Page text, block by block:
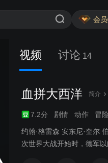
会
视频 讨论 14
血拼大西洋 简介
7.2分 剧情 动作 冒险
约翰·格雷森 安东尼·奎尔
次世界大战开始时，德军